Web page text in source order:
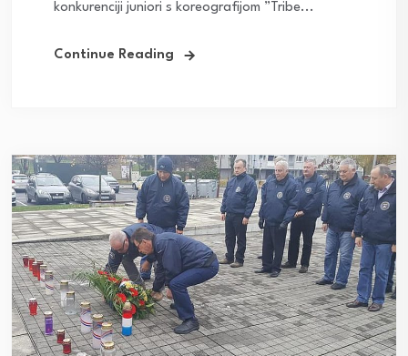
konkurenciji juniori s koreografijom ”Tribe...
Continue Reading